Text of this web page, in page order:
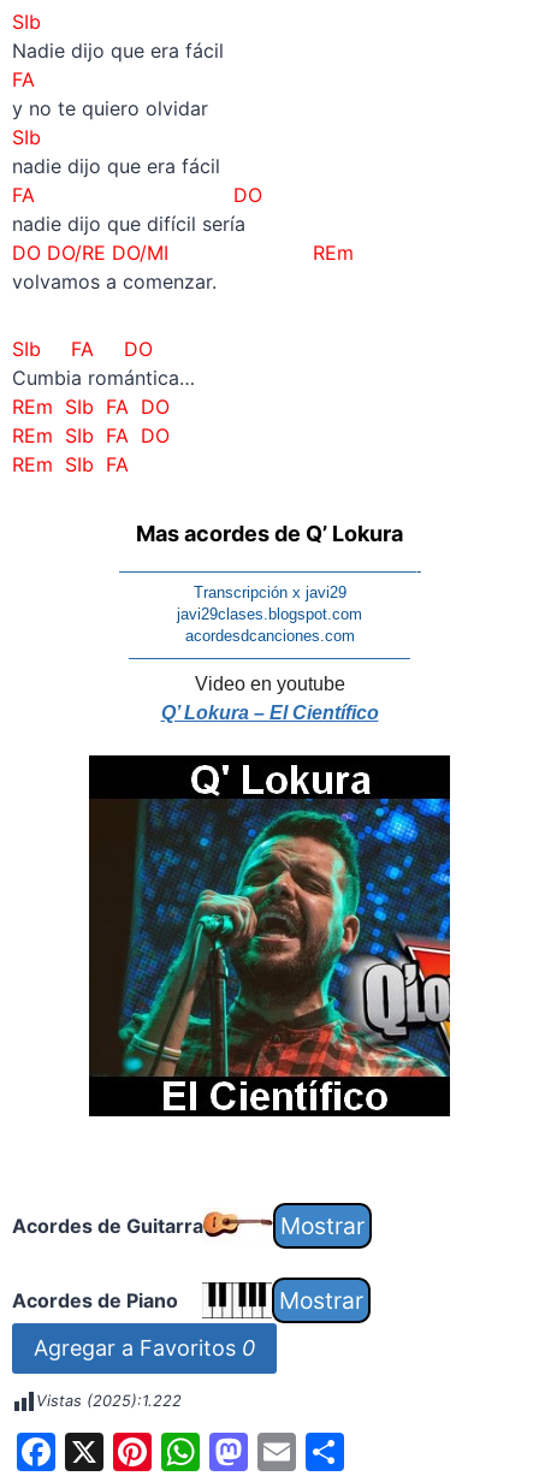
SIb
Nadie dijo que era fácil
FA
y no te quiero olvidar
SIb
nadie dijo que era fácil
FA DO
nadie dijo que difícil sería
DO DO/RE DO/MI REm
volvamos a comenzar.
SIb FA DO
Cumbia romántica…
REm SIb FA DO
REm SIb FA DO
REm SIb FA
Mas acordes de Q’ Lokura
———————————————————-
Transcripción x javi29
javi29clases.blogspot.com
acordesdcanciones.com
——————————————————
Video en youtube
Q’ Lokura – El Científico
Acordes de Guitarra
Acordes de Piano
Agregar a Favoritos 0
Vistas (2025):1.222
F X Pi W M E S